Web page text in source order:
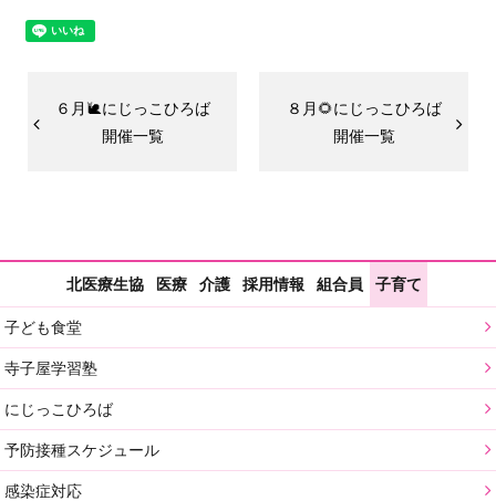
６月🐌にじっこひろば
開催一覧
８月🌻にじっこひろば
開催一覧
北医療生協 医療 介護 採用情報 組合員 子育て
子ども食堂
寺子屋学習塾
にじっこひろば
予防接種スケジュール
感染症対応